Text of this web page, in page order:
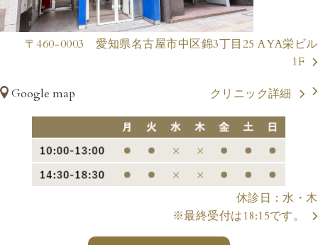
〒460-0003 愛知県名古屋市中区錦3丁目25 AYA栄ビル
1F
Google map クリニック詳細
休診日：水・木
※最終受付は18:15です。